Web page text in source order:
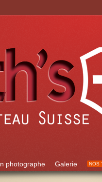
photographe Galerie NOS